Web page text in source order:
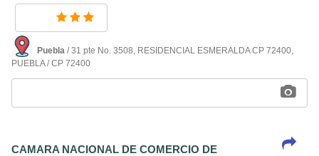
Puebla / 31 pte No. 3508, RESIDENCIAL ESMERALDA CP 72400,
PUEBLA / CP 72400
CAMARA NACIONAL DE COMERCIO DE